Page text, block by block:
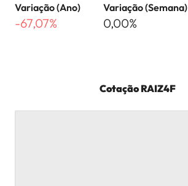
Variação (Ano)
-67,07%
Variação (Semana)
0,00%
CotaçãoRAIZ4F